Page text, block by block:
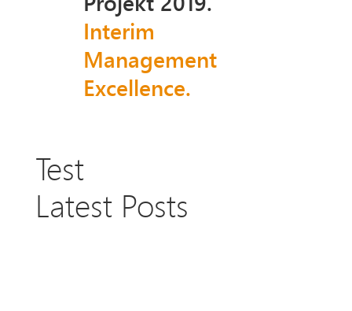
Interim
Management
Excellence.
Test
Latest Posts